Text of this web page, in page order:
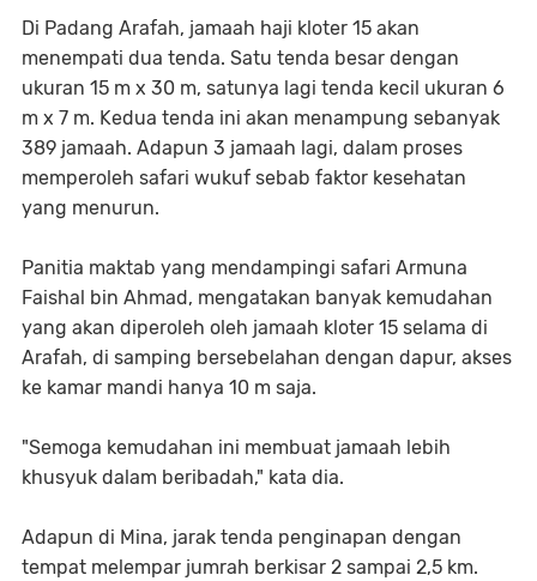
Di Padang Arafah, jamaah haji kloter 15 akan
menempati dua tenda. Satu tenda besar dengan
ukuran 15 m x 30 m, satunya lagi tenda kecil ukuran 6
m x 7 m. Kedua tenda ini akan menampung sebanyak
389 jamaah. Adapun 3 jamaah lagi, dalam proses
memperoleh safari wukuf sebab faktor kesehatan
yang menurun.
Panitia maktab yang mendampingi safari Armuna
Faishal bin Ahmad, mengatakan banyak kemudahan
yang akan diperoleh oleh jamaah kloter 15 selama di
Arafah, di samping bersebelahan dengan dapur, akses
ke kamar mandi hanya 10 m saja.
"Semoga kemudahan ini membuat jamaah lebih
khusyuk dalam beribadah," kata dia.
Adapun di Mina, jarak tenda penginapan dengan
tempat melempar jumrah berkisar 2 sampai 2,5 km.